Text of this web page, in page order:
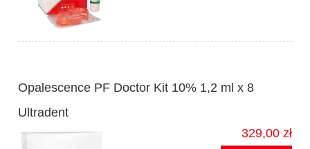
Opalescence PF Doctor Kit 10% 1,2 ml x 8
Ultradent
329,00 zł